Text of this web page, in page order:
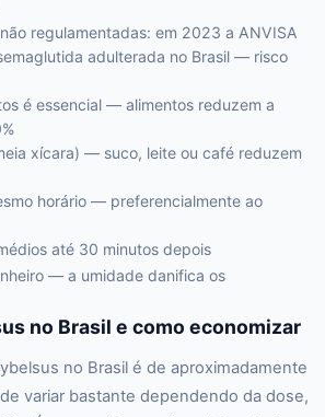
regulamentadas: em 2023 a ANVISA
adulterada no Brasil — risco
é essencial — alimentos reduzem a
xícara) — suco, leite ou café reduzem
horário — preferencialmente ao
até 30 minutos depois
— a umidade danifica os
no Brasil e como economizar
no Brasil é de aproximadamente
variar bastante dependendo da dose,